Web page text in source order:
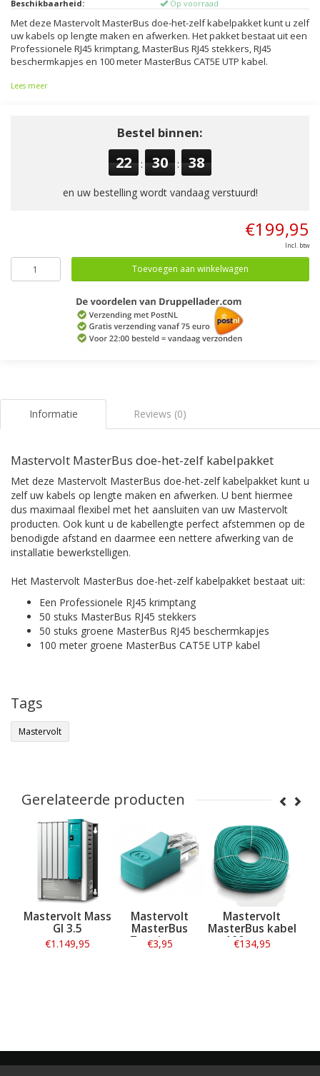
Beschikbaarheid:
Op voorraad
Met deze Mastervolt MasterBus doe-het-zelf kabelpakket kunt u zelf
uw kabels op lengte maken en afwerken. Het pakket bestaat uit een
Professionele RJ45 krimptang, MasterBus RJ45 stekkers, RJ45
beschermkapjes en 100 meter MasterBus CAT5E UTP kabel.
Lees meer
Bestel binnen:
22 : 30 : 38
en uw bestelling wordt vandaag verstuurd!
€199,95
Incl. btw
Toevoegen aan winkelwagen
Informatie Reviews (0)
Mastervolt MasterBus doe-het-zelf kabelpakket
Met deze Mastervolt MasterBus doe-het-zelf kabelpakket kunt u
zelf uw kabels op lengte maken en afwerken. U bent hiermee
dus maximaal flexibel met het aansluiten van uw Mastervolt
producten. Ook kunt u de kabellengte perfect afstemmen op de
benodigde afstand en daarmee een nettere afwerking van de
installatie bewerkstelligen.
Het Mastervolt MasterBus doe-het-zelf kabelpakket bestaat uit:
Een Professionele RJ45 krimptang
50 stuks MasterBus RJ45 stekkers
50 stuks groene MasterBus RJ45 beschermkapjes
100 meter groene MasterBus CAT5E UTP kabel
Tags
Mastervolt
Gerelateerde producten
Mastervolt Mass
GI 3.5
€1.149,95
Mastervolt
MasterBus
Terminator
€3,95
Mastervolt
MasterBus kabel
100 meter
€134,95